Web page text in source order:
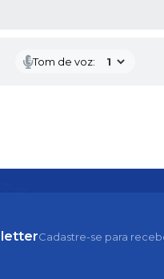
Tom de voz:
Cadastre-se para